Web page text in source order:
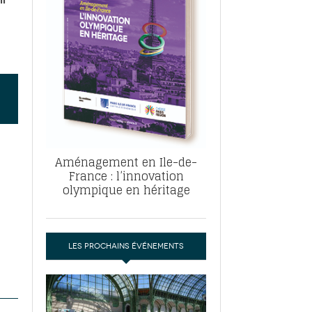
pour
ABF, ZAC : F. Vauglin détaille sa
pour l’urbanisme parisien- 17
de la tech et de la finance
marché de la location de luxe-
Aménagement en Ile-de-
France : l’innovation
olympique en héritage
LES PROCHAINS ÉVÉNEMENTS